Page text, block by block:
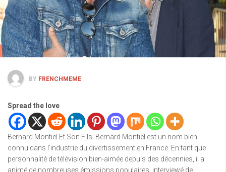
BY FRENCHMEME
Spread the love
Bernard Montiel Et Son Fils: Bernard Montiel est un nom bien
connu dans l’industrie du divertissement en France. En tant que
personnalité de télévision bien-aimée depuis des décennies, il a
animé de nombreuses émissions populaires, interviewé de